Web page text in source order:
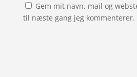
Gem mit navn, mail og
til næste gang jeg kommenterer.